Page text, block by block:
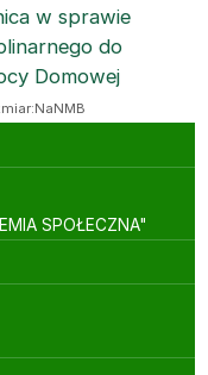
w sprawie
do
Domowej
NaNMB
SPOŁECZNA"